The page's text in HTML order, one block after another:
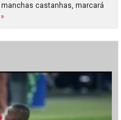
castanhas, marcará
»